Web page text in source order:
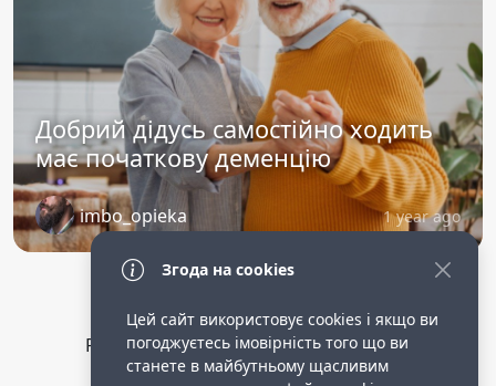
Добрий дідусь самостійно ходить
має початкову деменцію
imbo_opieka 1 year ago
Privacy Policy
public terms of service
Згода на cookies
Цей сайт використовує cookies і якщо ви
погоджуєтесь імовірність того що ви
станете в майбутньому щасливим